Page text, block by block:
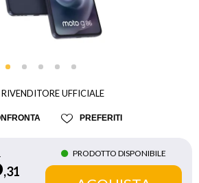
RIVENDITORE UFFICIALE
PREFERITI
,31
PRODOTTO DISPONIBILE